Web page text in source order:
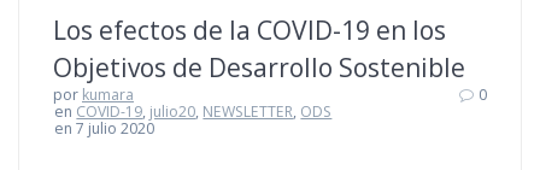
Los efectos de la COVID-19 en los
Objetivos de Desarrollo Sostenible
por kumara
en COVID-19, julio20, NEWSLETTER, ODS
en 7 julio 2020
0